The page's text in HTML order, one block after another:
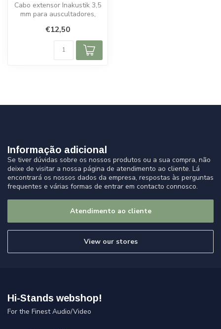
Cabo extensor Inakustik 3,5
mm para auscultadores,
em f...
€12,50
Informação adicional
Se tiver dúvidas sobre os nossos produtos ou a sua compra, não
deixe de visitar a nossa página de atendimento ao cliente. Lá
encontrará os nossos dados da empresa, respostas às perguntas
frequentes e várias formas de entrar em contacto connosco.
Atendimento ao cliente
View our stores
Hi-Stands webshop!
For the Finest Audio/Video